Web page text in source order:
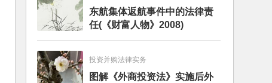
东航集体返航事件中的法律责
任(《财富人物》2008)
投资并购法律实务
图解《外商投资法》实施后外